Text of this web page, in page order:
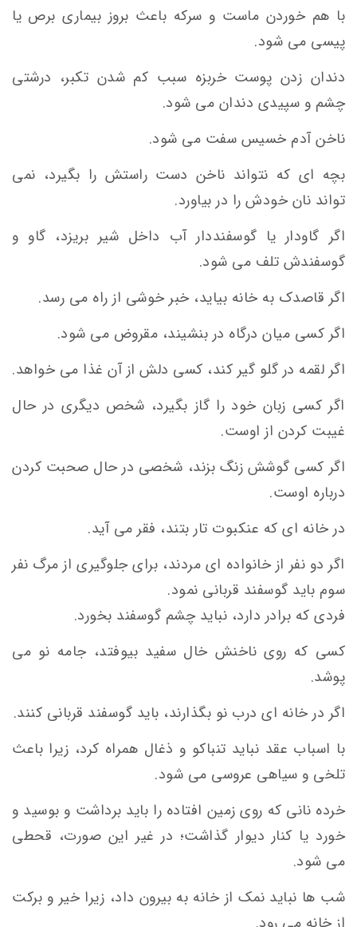
با هم خوردن ماست و سرکه باعث بروز بیماری برص یا
پیسی می شود.
دندان زدن پوست خربزه سبب کم شدن تکبر، درشتی
چشم و سپیدی دندان می شود.
ناخن آدم خسیس سفت می شود.
بچه ای که نتواند ناخن دست راستش را بگیرد، نمی
تواند نان خودش را در بیاورد.
اگر گاودار یا گوسفنددار آب داخل شیر بریزد، گاو و
گوسفندش تلف می شود.
اگر قاصدک به خانه بیاید، خبر خوشی از راه می رسد.
اگر کسی میان درگاه در بنشیند، مقروض می شود.
اگر لقمه در گلو گیر کند، کسی دلش از آن غذا می خواهد.
اگر کسی زبان خود را گاز بگیرد، شخص دیگری در حال
غیبت کردن از اوست.
اگر کسی گوشش زنگ بزند، شخصی در حال صحبت کردن
درباره اوست.
در خانه ای که عنکبوت تار بتند، فقر می آید.
اگر دو نفر از خانواده ای مردند، برای جلوگیری از مرگ نفر
سوم باید گوسفند قربانی نمود.
فردی که برادر دارد، نباید چشم گوسفند بخورد.
کسی که روی ناخنش خال سفید بیوفتد، جامه نو می
پوشد.
اگر در خانه ای درب نو بگذارند، باید گوسفند قربانی کنند.
با اسباب عقد نباید تنباکو و ذغال همراه کرد، زیرا باعث
تلخی و سیاهی عروسی می شود.
خرده نانی که روی زمین افتاده را باید برداشت و بوسید و
خورد یا کنار دیوار گذاشت؛ در غیر این صورت، قحطی
می شود.
شب ها نباید نمک از خانه به بیرون داد، زیرا خیر و برکت